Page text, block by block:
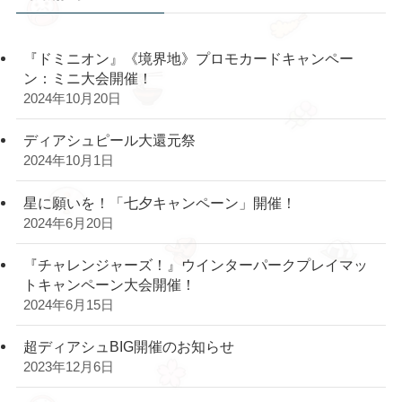
『ドミニオン』《境界地》プロモカードキャンペー
ン：ミニ大会開催！
2024年10月20日
ディアシュピール大還元祭
2024年10月1日
星に願いを！「七夕キャンペーン」開催！
2024年6月20日
『チャレンジャーズ！』ウインターパークプレイマッ
トキャンペーン大会開催！
2024年6月15日
超ディアシュBIG開催のお知らせ
2023年12月6日